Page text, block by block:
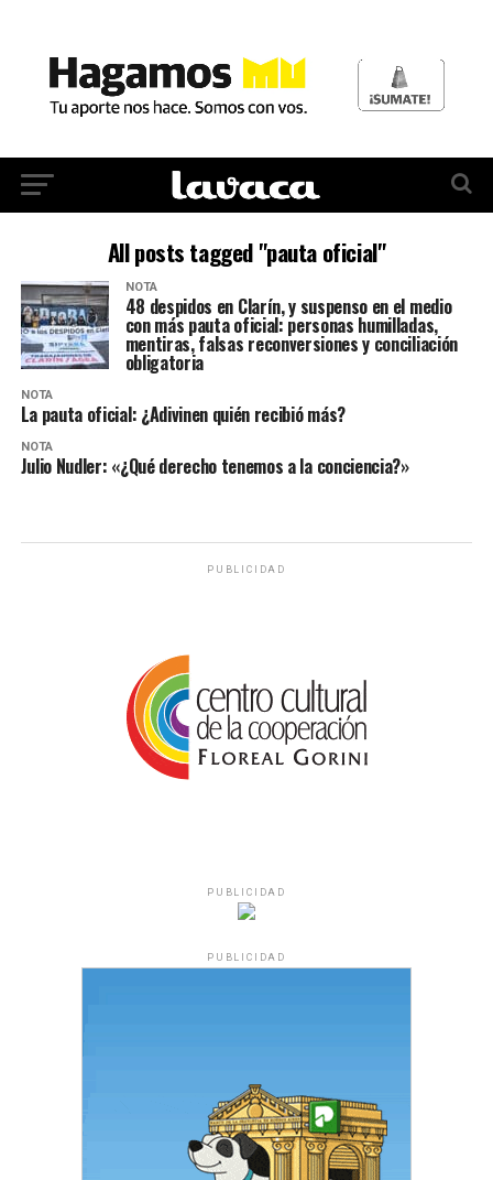
All posts tagged "pauta oficial"
NOTA
48 despidos en Clarín, y suspenso en el medio
con más pauta oficial: personas humilladas,
mentiras, falsas reconversiones y conciliación
obligatoria
NOTA
La pauta oficial: ¿Adivinen quién recibió más?
NOTA
Julio Nudler: «¿Qué derecho tenemos a la conciencia?»
PUBLICIDAD
PUBLICIDAD
PUBLICIDAD